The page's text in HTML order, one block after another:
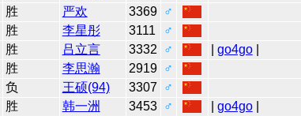
胜 严欢 3369
♂
胜 李星彤 3111
♂
胜 吕立言 3332 ♂ go4go|
胜 李思瀚 2919
♂
负 王硕(94) 3307
♂
胜 韩一洲 3453 ♂ go4go|